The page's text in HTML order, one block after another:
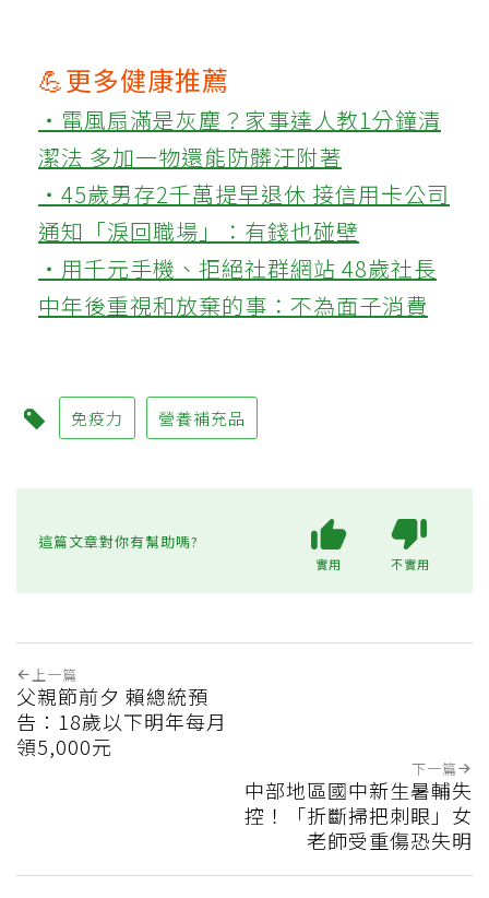
💪更多健康推薦
‧電風扇滿是灰塵？家事達人教1分鐘清
潔法 多加一物還能防髒汙附著
‧45歲男存2千萬提早退休 接信用卡公司
通知「淚回職場」：有錢也碰壁
‧用千元手機、拒絕社群網站 48歲社長
中年後重視和放棄的事：不為面子消費
免疫力 營養補充品
這篇文章對你有幫助嗎?
實用 不實用
上一篇
父親節前夕 賴總統預
告：18歲以下明年每月
領5,000元
下一篇
中部地區國中新生暑輔失
控！「折斷掃把刺眼」女
老師受重傷恐失明